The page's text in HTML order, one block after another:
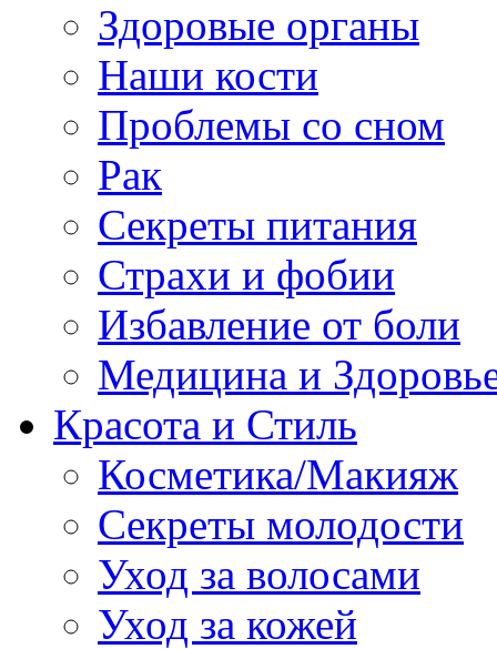
Здоровые органы
Наши кости
Проблемы со сном
Рак
Секреты питания
Страхи и фобии
Избавление от боли
Медицина и
Красота и Стиль
Косметика/Макияж
Секреты молодости
Уход за волосами
Уход за кожей